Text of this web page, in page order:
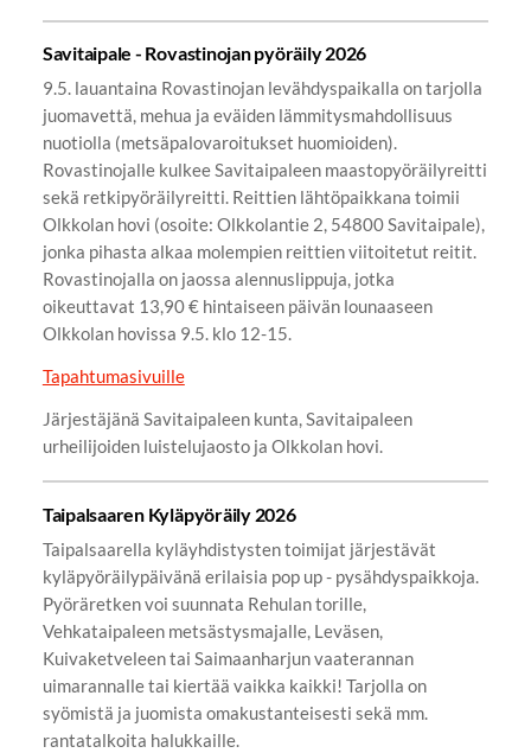
Savitaipale - Rovastinojan pyöräily 2026
9.5. lauantaina Rovastinojan levähdyspaikalla on tarjolla
juomavettä, mehua ja eväiden lämmitysmahdollisuus
nuotiolla (metsäpalovaroitukset huomioiden).
Rovastinojalle kulkee Savitaipaleen maastopyöräilyreitti
sekä retkipyöräilyreitti. Reittien lähtöpaikkana toimii
Olkkolan hovi (osoite: Olkkolantie 2, 54800 Savitaipale),
jonka pihasta alkaa molempien reittien viitoitetut reitit.
Rovastinojalla on jaossa alennuslippuja, jotka
oikeuttavat 13,90 € hintaiseen päivän lounaaseen
Olkkolan hovissa 9.5. klo 12-15.
Tapahtumasivuille
Järjestäjänä Savitaipaleen kunta, Savitaipaleen
urheilijoiden luistelujaosto ja Olkkolan hovi.
Taipalsaaren Kyläpyöräily 2026
Taipalsaarella kyläyhdistysten toimijat järjestävät
kyläpyöräilypäivänä erilaisia pop up - pysähdyspaikkoja.
Pyöräretken voi suunnata Rehulan torille,
Vehkataipaleen metsästysmajalle, Leväsen,
Kuivaketveleen tai Saimaanharjun vaaterannan
uimarannalle tai kiertää vaikka kaikki! Tarjolla on
syömistä ja juomista omakustanteisesti sekä mm.
rantatalkoita halukkaille.